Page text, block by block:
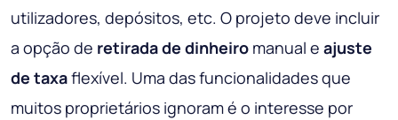
utilizadores, depósitos, etc. O projeto deve incluir
a opção de retirada de dinheiro manual e ajuste
de taxaflexível. Uma das funcionalidades que
muitos proprietários ignoram é o interesse por